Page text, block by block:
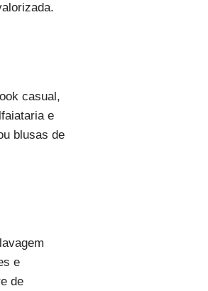
casual,
e
blusas de
e
de